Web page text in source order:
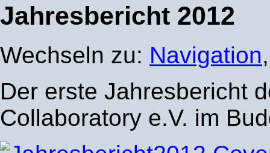
Jahresbericht 2012
Wechseln zu: Navigation
Der erste Jahresbericht
Collaboratory e.V. im